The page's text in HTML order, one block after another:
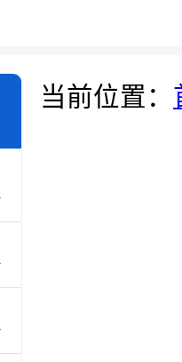
当前位置：